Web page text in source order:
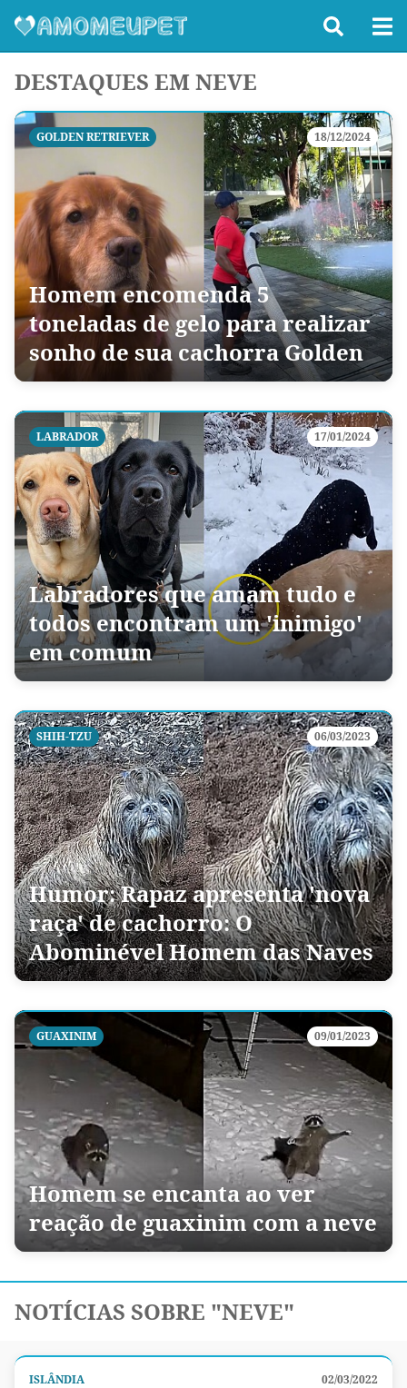
DESTAQUES EM NEVE
GOLDEN RETRIEVER 18/12/2024
Homem encomenda 5
toneladas de gelo para realizar
sonho de sua cachorra Golden
LABRADOR 17/01/2024
Labradores que amam tudo e
todos encontram um 'inimigo'
em comum
SHIH-TZU 06/03/2023
Humor: Rapaz apresenta 'nova
raça' de cachorro: O
Abominével Homem das Naves
GUAXINIM 09/01/2023
Homem se encanta ao ver
reação de guaxinim com a neve
NOTÍCIAS SOBRE "NEVE"
ISLÂNDIA 02/03/2022